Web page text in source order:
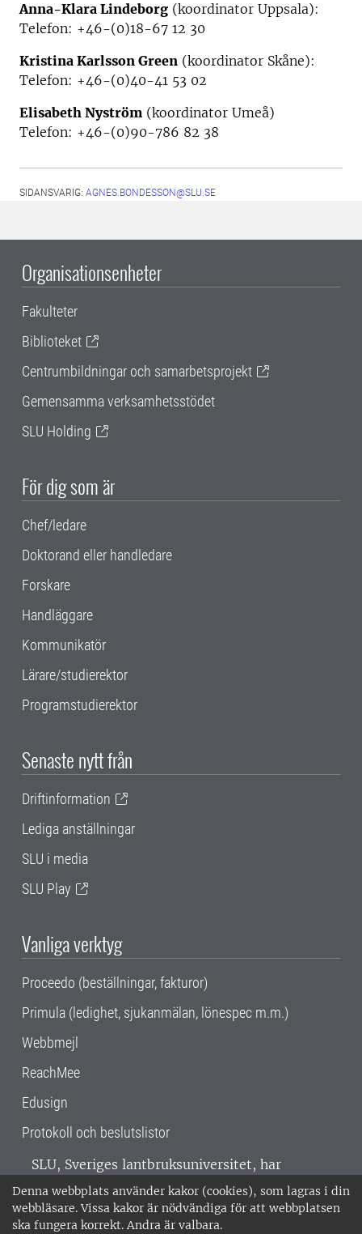
Denna webbplats använder kakor (cookies), som lagras i din
webbläsare. Vissa kakor är nödvändiga för att webbplatsen
ska fungera korrekt. Andra är valbara.
Anna-Klara Lindeborg (koordinator Uppsala):
Telefon: +46-(0)18-67 12 30
Kristina Karlsson Green (koordinator Skåne):
Telefon: +46-(0)40-41 53 02
Elisabeth Nyström (koordinator Umeå)
Telefon: +46-(0)90-786 82 38
SIDANSVARIG: AGNES.BONDESSON@SLU.SE
Organisationsenheter
Fakulteter
Biblioteket
Centrumbildningar och samarbetsprojekt
Gemensamma verksamhetsstödet
SLU Holding
För dig som är
Chef/ledare
Doktorand eller handledare
Forskare
Handläggare
Kommunikatör
Lärare/studierektor
Programstudierektor
Senaste nytt från
Driftinformation
Lediga anställningar
SLU i media
SLU Play
Vanliga verktyg
Proceedo (beställningar, fakturor)
Primula (ledighet, sjukanmälan, lönespec m.m.)
Webbmejl
ReachMee
Edusign
Protokoll och beslutslistor
SLU, Sveriges lantbruksuniversitet, har
verksamhet över hela Sverige. Huvudorter är
Alnarp, Uppsala och Umeå.SLU är
miljöcertifierat enligt ISO 14001. •